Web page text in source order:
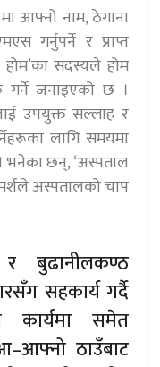
आफ्नो नाम, ठेगाना
गर्नुपर्ने र प्राप्त
सदस्यले होम
गर्ने जनाइएको छ ।
उपयुक्त सल्लाह र
लागि समयमा
भनेका छन्, ‘अस्पताल
अस्पतालको चाप
र बुढानीलकण्ठ
सहकार्य गर्दै
कार्यमा समेत
ठाउँबाट